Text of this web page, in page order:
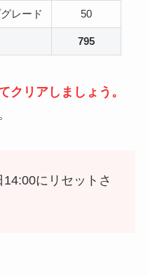
レード 50
795
クリアしましょう。
にリセットさ